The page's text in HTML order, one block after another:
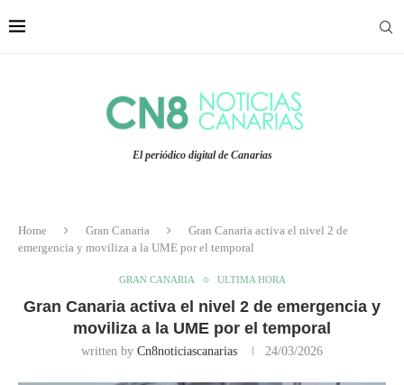
El periódico digital de Canarias
Home Gran Canaria
Gran Canaria activa el nivel 2 de
emergencia y moviliza a la UME por el temporal
GRAN CANARIA ULTIMA HORA
Gran Canaria activa el nivel 2 de emergencia y
moviliza a la UME por el temporal
written by Cn8noticiascanarias 24/03/2026